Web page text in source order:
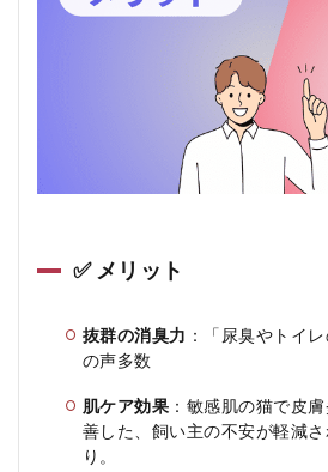
✅ メリット
抜群の消臭力 ：「尿臭やトイ
の声多数
肌ケア効果 ：敏感肌の猫で皮
善した、飼い主の不安が軽減
り 。